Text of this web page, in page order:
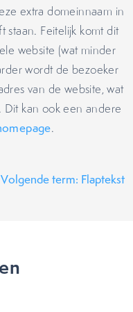
extra domeinnaam in
staan. Feitelijk komt dit
website (wat minder
wordt de bezoeker
van de website, wat
Dit kan ook een andere
.
Volgende term: Flaptekst